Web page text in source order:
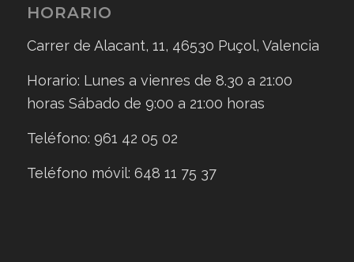
HORARIO
Carrer de Alacant, 11, 46530 Puçol, Valencia
Horario: Lunes a vienres de 8.30 a 21:00
horas Sábado de 9:00 a 21:00 horas
Teléfono: 961 42 05 02
Teléfono móvil: 648 11 75 37